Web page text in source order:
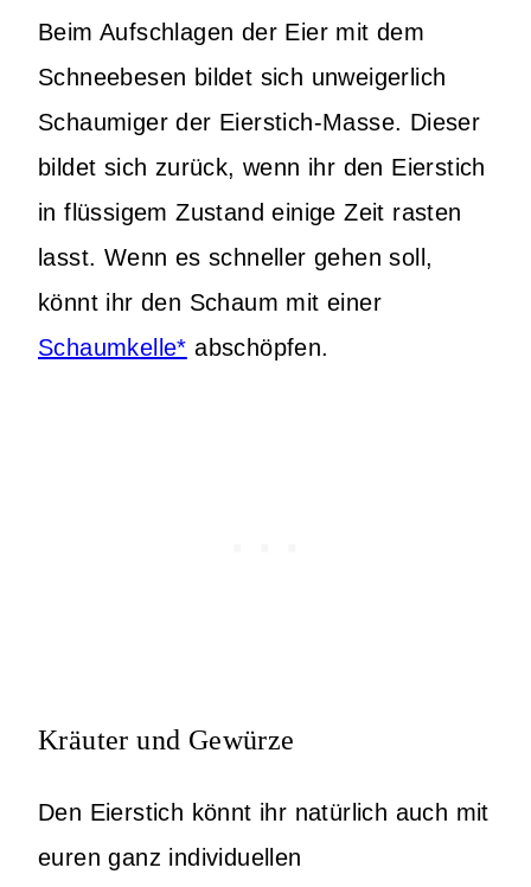
Beim Aufschlagen der Eier mit dem
Schneebesen bildet sich unweigerlich
Schaumiger der Eierstich-Masse. Dieser
bildet sich zurück, wenn ihr den Eierstich
in flüssigem Zustand einige Zeit rasten
lasst. Wenn es schneller gehen soll,
könnt ihr den Schaum mit einer
Schaumkelle* abschöpfen.
Kräuter und Gewürze
Den Eierstich könnt ihr natürlich auch mit
euren ganz individuellen